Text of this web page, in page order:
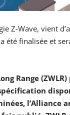
Z-Wave, vient
été finalisée et
Range
l’Alliance